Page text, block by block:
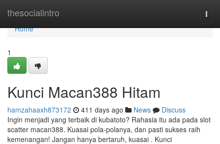
thesocialintro
Home
Home
1
Kunci Macan388 Hitam
hamzahaaxh873172 411 days ago News
Discuss
Ingin menjadi yang terbaik di kubatoto? Rahasia itu ada pada slot
scatter macan388. Kuasai pola-polanya, dan pasti sukses raih
kemenangan! Jangan hanya bertaruh, kuasai . Kunci